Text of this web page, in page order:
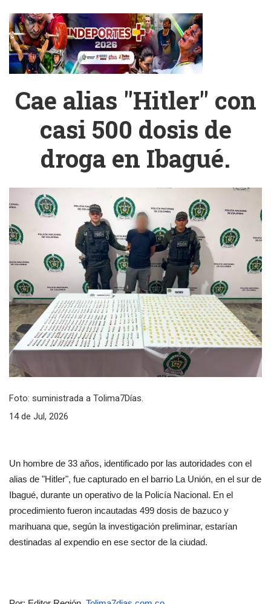
Cae alias "Hitler" con
casi 500 dosis de
droga en Ibagué.
Foto: suministrada a Tolima7Días.
14 de Jul, 2026
Un hombre de 33 años, identificado por las autoridades con el
alias de "Hitler", fue capturado en el barrio La Unión, en el sur de
Ibagué, durante un operativo de la Policía Nacional. En el
procedimiento fueron incautadas 499 dosis de bazuco y
marihuana que, según la investigación preliminar, estarían
destinadas al expendio en ese sector de la ciudad.